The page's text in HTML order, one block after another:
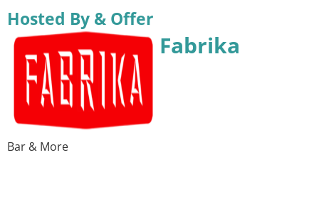
Hosted By & Offer
Fabrika
Bar & More